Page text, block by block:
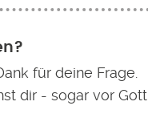
für deine Frage.
dir - sogar vor Gott